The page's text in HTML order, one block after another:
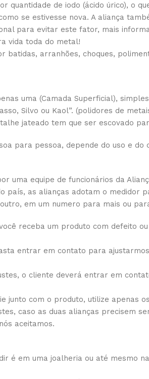
quantidade de iodo (ácido úrico),
se estivesse nova. A aliança
para evitar este fator, mais
vida toda do metal!
batidas, arranhões, choques,
uma (Camada Superficial),
Silvo ou Kaol”. (polidores de
jateado tem que ser escovado
para pessoa, depende do uso e do
uma equipe de funcionários da
país, as alianças adotam o
em um numero para mais ou
receba um produto com defeito
entrar em contato para
o cliente deverá entrar em
junto com o produto, utilize apenas
caso as duas alianças precisem
aceitamos.
é em uma joalheria ou até mesmo